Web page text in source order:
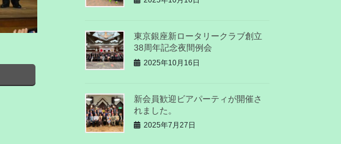
東京銀座新ロータリークラブ創立
38周年記念夜間例会
2025年10月16日
新会員歓迎ビアパーティが開催さ
れました。
2025年7月27日